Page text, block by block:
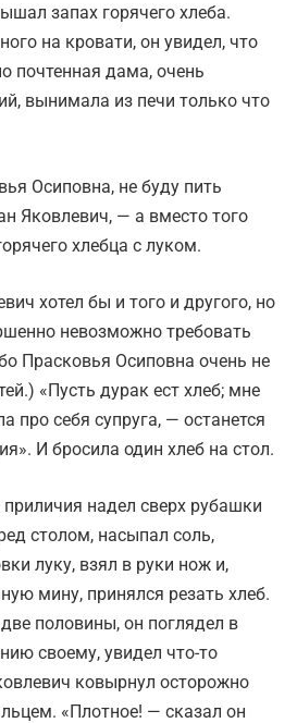
запах горячего хлеба.
на кровати, он увидел, что
почтенная дама, очень
вынимала из печи только что
Осиповна, не буду пить
Яковлевич, — а вместо того
хлебца с луком.
хотел бы и того и другого, но
невозможно требовать
Прасковья Осиповна очень не
«Пусть дурак ест хлеб; мне
про себя супруга, — останется
И бросила один хлеб на стол.
надел сверх рубашки
столом, насыпал соль,
луку, взял в руки нож и,
мину, принялся резать хлеб.
половины, он поглядел в
своему, увидел что-то
ковырнул осторожно
«Плотное! — сказал он